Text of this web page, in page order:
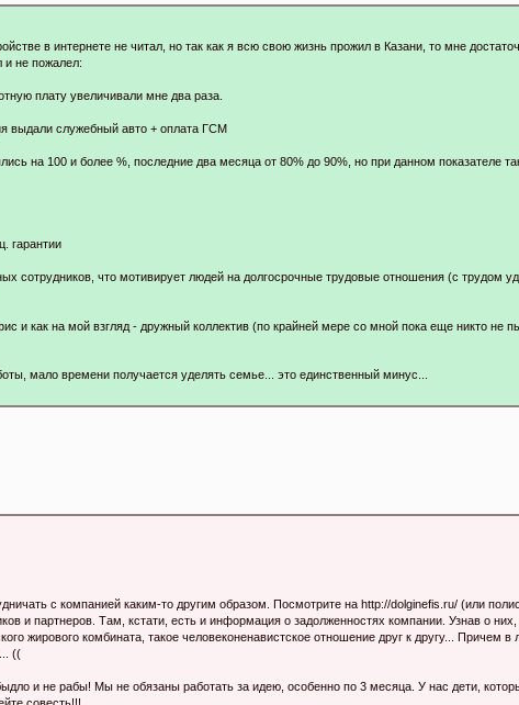
в интернете не читал, но так как я всю свою жизнь прожил в Казани, то мне
и не пожалел:
плату увеличивали мне два раза.
выдали служебный авто + оплата ГСМ
на 100 и более %, последние два месяца от 80% до 90%, но при данном показателе
гарантии
сотрудников, что мотивирует людей на долгосрочные трудовые отношения (с трудом
и как на мой взгляд - дружный коллектив (по крайней мере со мной пока еще никто не
мало времени получается уделять семье... это единственный минус...
с компанией каким-то другим образом. Посмотрите на http://dolginefis.ru/ (или
и партнеров. Там, кстати, есть и информация о задолженностях компании. Узнав о них,
жирового комбината, такое человеконенавистское отношение друг к другу... Причем в
((
и не рабы! Мы не обязаны работать за идею, особенно по 3 месяца. У нас дети,